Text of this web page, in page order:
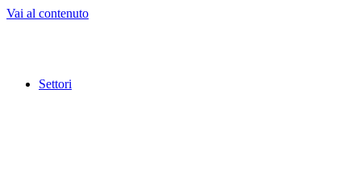
Vai al contenuto
Settori